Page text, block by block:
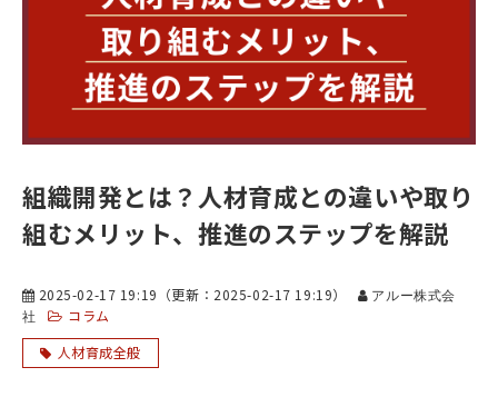
組織開発とは？人材育成との違いや取り
組むメリット、推進のステップを解説
2025-02-17 19:19 （更新： 2025-02-17 19:19）
アルー株式会
社
コラム
人材育成全般